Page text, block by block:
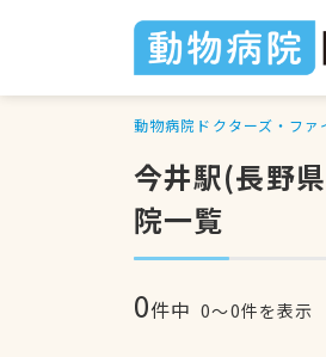
動物病院ドクターズ・ファ
今井駅(長野
院一覧
0件中 0〜0件を表示